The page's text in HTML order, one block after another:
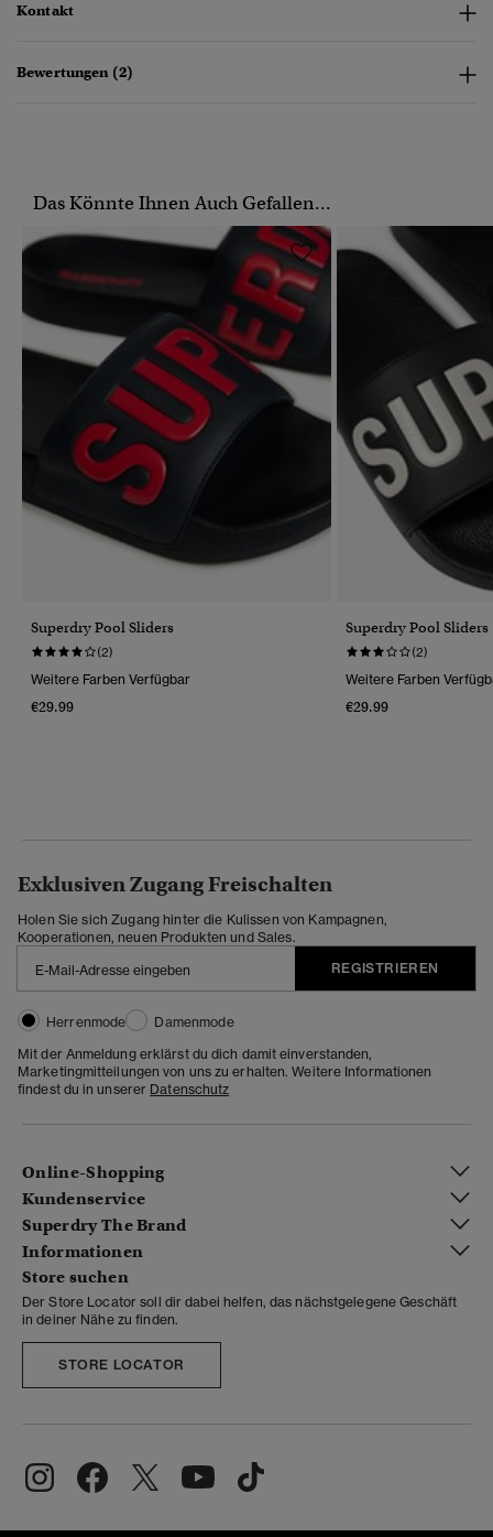
Kontakt
Bewertungen (2)
Das Könnte Ihnen Auch Gefallen...
Superdry Pool Sliders
(2)
Weitere Farben Verfügbar
€29.99
Superdry Pool Sliders
(2)
Weitere Farben
€29.99
Exklusiven Zugang Freischalten
Holen Sie sich Zugang hinter die Kulissen von Kampagnen,
Kooperationen, neuen Produkten und Sales.
REGISTRIEREN
Herrenmode
Damenmode
Mit der Anmeldung erklärst du dich damit einverstanden,
Marketingmitteilungen von uns zu erhalten. Weitere Informationen
findest du in unserer Datenschutz
Online-Shopping
Kundenservice
Superdry The Brand
Informationen
Store suchen
Der Store Locator soll dir dabei helfen, das nächstgelegene Geschäft
in deiner Nähe zu finden.
STORE LOCATOR